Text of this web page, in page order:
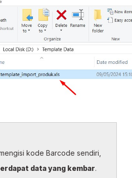
kode Barcode sendiri,
data yang kembar.